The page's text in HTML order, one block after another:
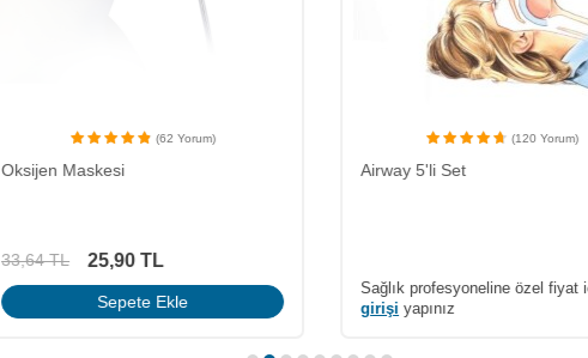
(62 Yorum)
Oksijen Maskesi
33,64TL 25,90TL
Sepete Ekle
(120 Yorum)
Airway 5'li Set
Sağlık profesyoneline özel fiyat
girişiyapınız